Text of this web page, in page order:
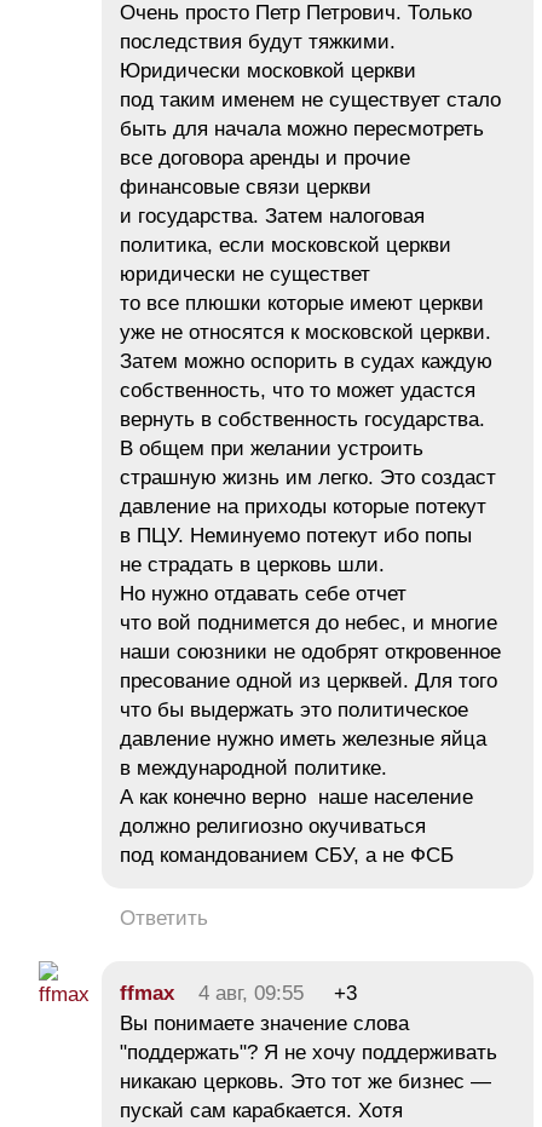
Очень просто Петр Петрович. Только
последствия будут тяжкими.
Юридически московкой церкви
под таким именем не существует стало
быть для начала можно пересмотреть
все договора аренды и прочие
финансовые связи церкви
и государства. Затем налоговая
политика, если московской церкви
юридически не существет
то все плюшки которые имеют церкви
уже не относятся к московской церкви.
Затем можно оспорить в судах каждую
собственность, что то может удастся
вернуть в собственность государства.
В общем при желании устроить
страшную жизнь им легко. Это создаст
давление на приходы которые потекут
в ПЦУ. Неминуемо потекут ибо попы
не страдать в церковь шли.
Но нужно отдавать себе отчет
что вой поднимется до небес, и многие
наши союзники не одобрят откровенное
пресование одной из церквей. Для того
что бы выдержать это политическое
давление нужно иметь железные яйца
в международной политике.
А как конечно верно наше население
должно религиозно окучиваться
под командованием СБУ, а не ФСБ
Ответить
ffmax 4 авг, 09:55
+3
Вы понимаете значение слова
"поддержать"? Я не хочу поддерживать
никакаю церковь. Это тот же бизнес —
пускай сам карабкается. Хотя